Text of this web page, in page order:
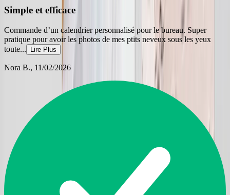
Simple et efficace
Commande d’un calendrier personnalisé pour le bureau. Super
pratique pour avoir les photos de mes ptits neveux sous les yeux
toute... Lire Plus
Nora B., 11/02/2026